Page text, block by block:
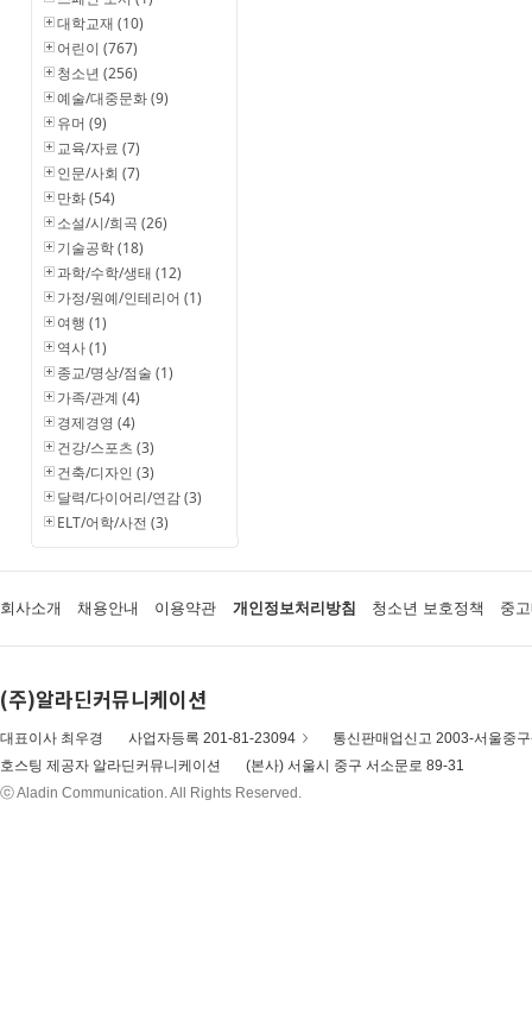
대학교재 (10)
어린이 (767)
청소년 (256)
예술/대중문화 (9)
유머 (9)
교육/자료 (7)
인문/사회 (7)
만화 (54)
소설/시/희곡 (26)
기술공학 (18)
과학/수학/생태 (12)
가정/원예/인테리어 (1)
여행 (1)
역사 (1)
종교/명상/점술 (1)
가족/관계 (4)
경제경영 (4)
건강/스포츠 (3)
건축/디자인 (3)
달력/다이어리/연감 (3)
ELT/어학/사전 (3)
회사소개 채용안내 이용약관 개인정보처리방침 청소년 보호정책 중
(주)알라딘커뮤니케이션
대표이사 최우경 사업자등록 201-81-23094
통신판매업신고 2003-서울중
호스팅 제공자 알라딘커뮤니케이션
(본사) 서울시 중구 서소문로 89-31
ⓒ Aladin Communication. All Rights Reserved.